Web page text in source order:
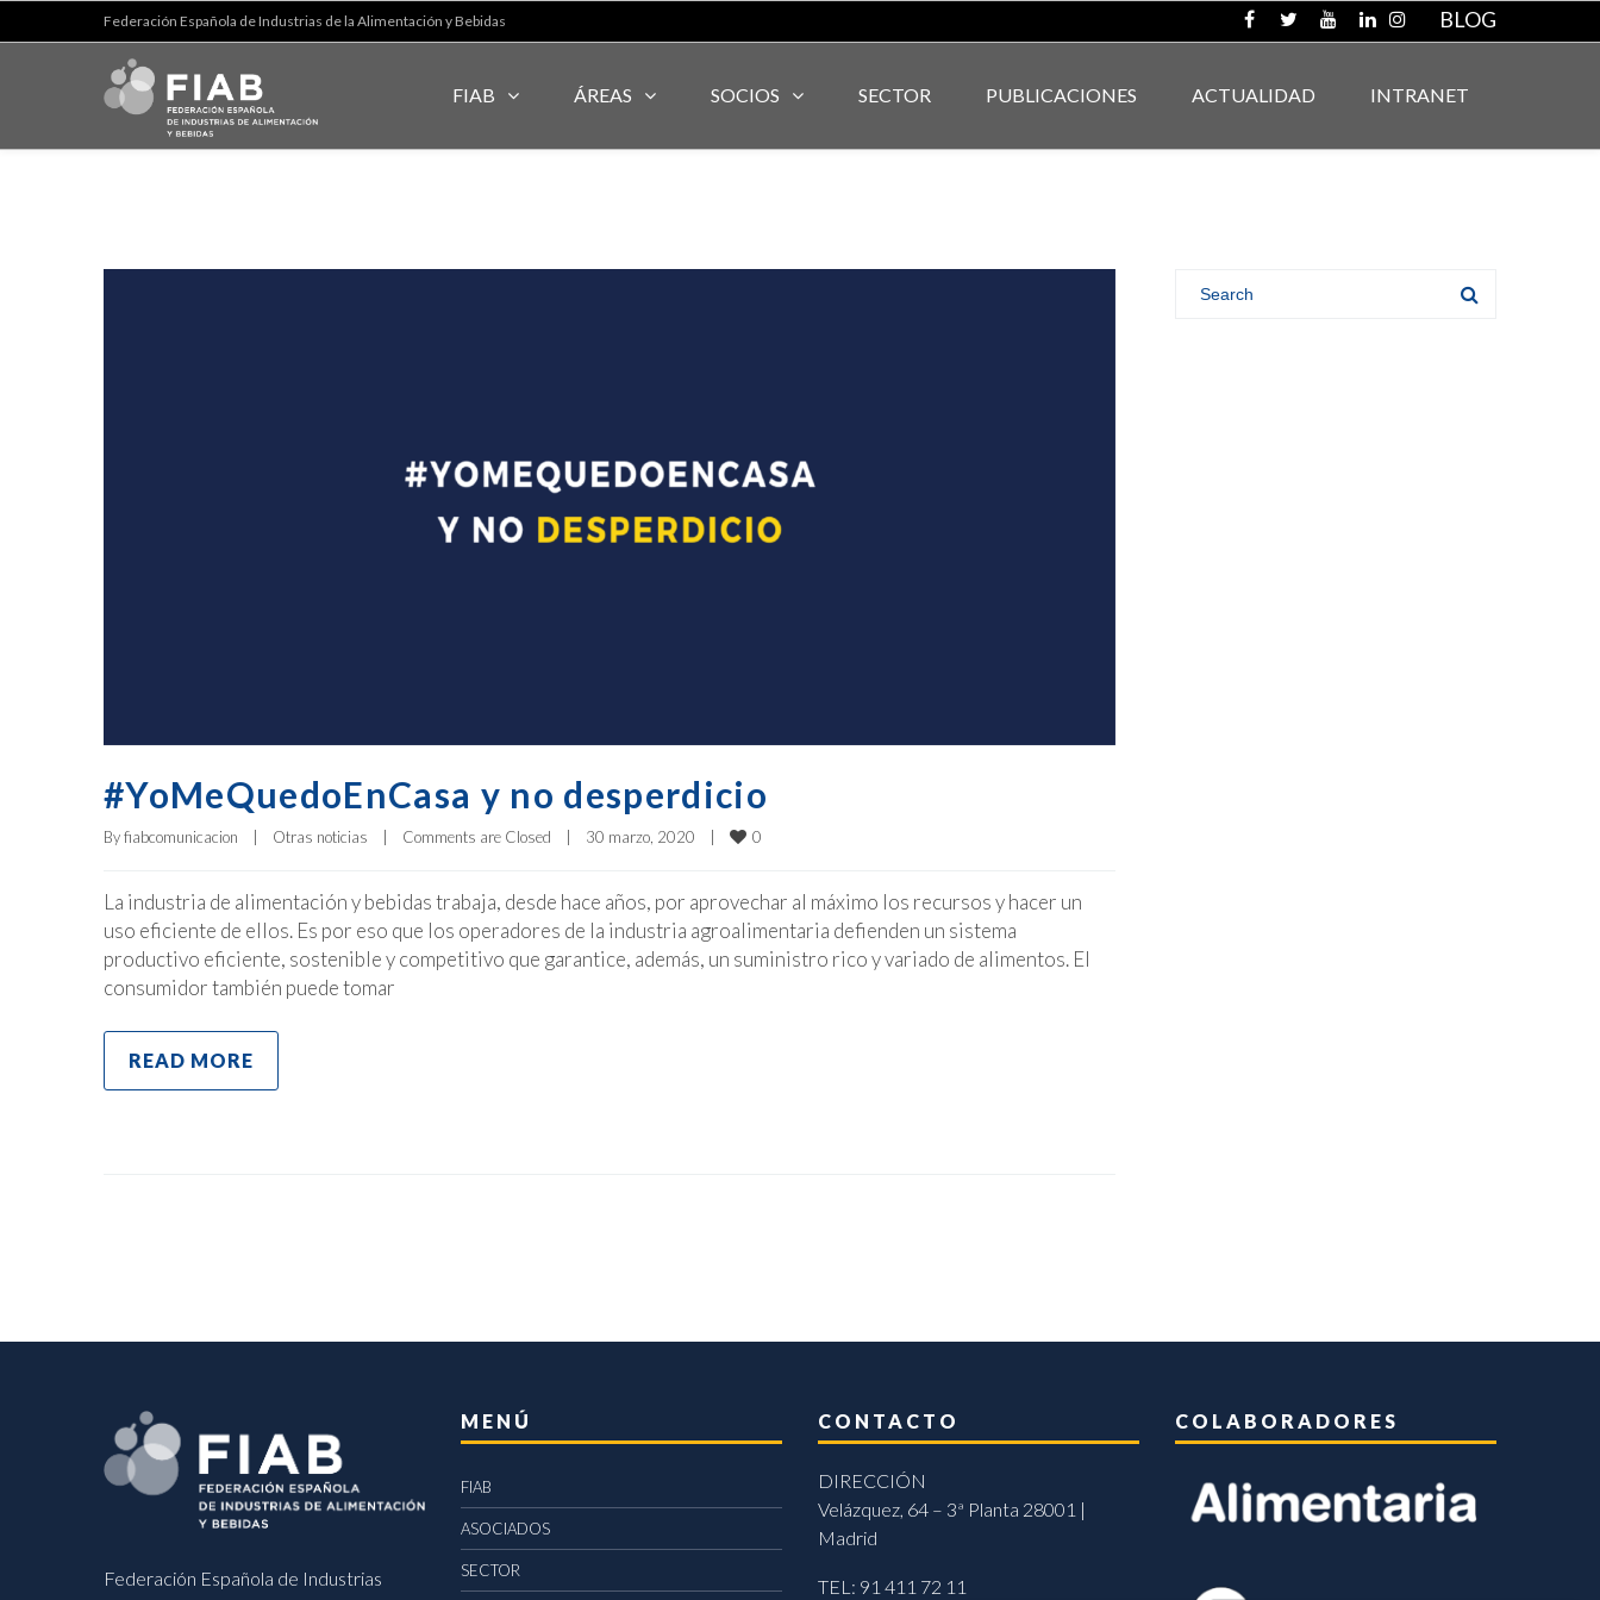
Federación Española de Industrias de la Alimentación y Bebidas BLOG
FIAB ÁREAS SOCIOS SECTOR PUBLICACIONES ACTUALIDAD INTRANET
#YoMeQuedoEnCasa y no desperdicio
By fiabcomunicacion Otras noticias Comments are Closed 30 marzo, 2020 0
La industria de alimentación y bebidas trabaja, desde hace años, por aprovechar al máximo los recursos y hacer un
uso eficiente de ellos. Es por eso que los operadores de la industria agroalimentaria defienden un sistema
productivo eficiente, sostenible y competitivo que garantice, además, un suministro rico y variado de alimentos. El
consumidor también puede tomar
READ MORE
Federación Española de Industrias
MENÚ
FIAB
ASOCIADOS
SECTOR
CONTACTO
DIRECCIÓN
Velázquez, 64 – 3ª Planta 28001 |
Madrid
TEL: 91 411 72 11
COLABORADORES